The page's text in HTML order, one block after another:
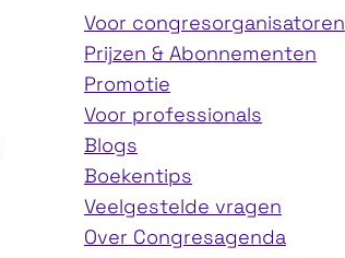
Voor congresorganisatoren
Prijzen & Abonnementen
Promotie
Voor professionals
Blogs
Boekentips
Veelgestelde vragen
Over Congresagenda